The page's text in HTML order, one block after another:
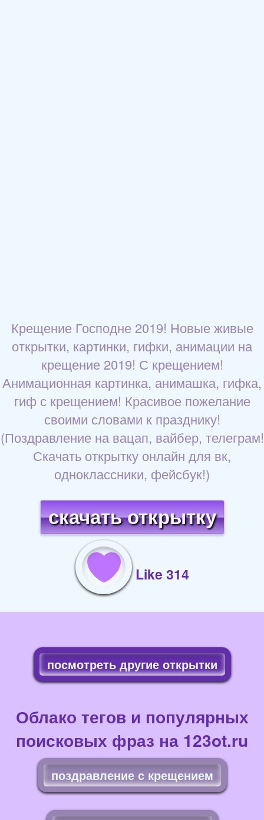
Крещение Господне 2019! Новые живые
открытки, картинки, гифки, анимации на
крещение 2019! С крещением!
Анимационная картинка, анимашка, гифка,
гиф с крещением! Красивое пожелание
своими словами к празднику!
(Поздравление на вацап, вайбер, телеграм!
Скачать открытку онлайн для вк,
одноклассники, фейсбук!)
скачать открытку
Like 314
посмотреть другие открытки
Облако тегов и популярных
поисковых фраз на 123ot.ru
поздравление с крещением